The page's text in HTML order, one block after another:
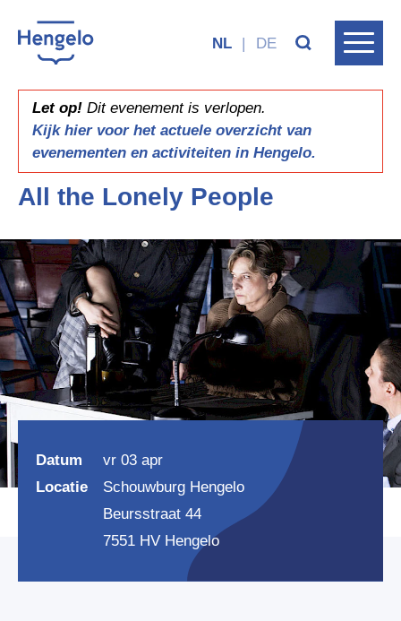
NL | DE
Let op! Dit evenement is verlopen.
Kijk hier voor het actuele overzicht van
evenementen en activiteiten in Hengelo.
All the Lonely People
Datum
vr 03 apr
Locatie
Schouwburg Hengelo
Beursstraat 44
7551 HV Hengelo